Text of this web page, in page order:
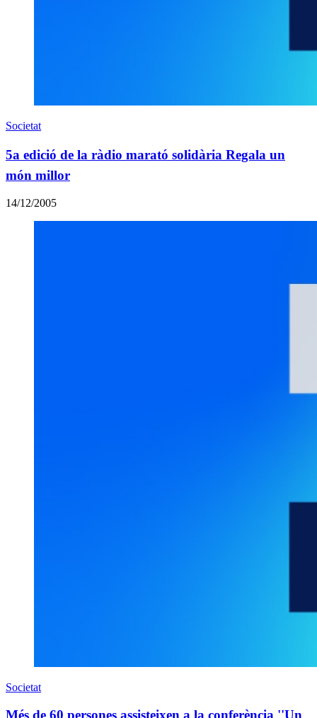
Societat
5a edició de la ràdio marató solidària Regala un
món millor
14/12/2005
Societat
Més de 60 persones assisteixen a la conferència ''Un